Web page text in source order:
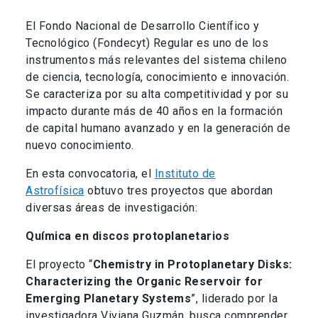
El Fondo Nacional de Desarrollo Científico y
Tecnológico (Fondecyt) Regular es uno de los
instrumentos más relevantes del sistema chileno
de ciencia, tecnología, conocimiento e innovación.
Se caracteriza por su alta competitividad y por su
impacto durante más de 40 años en la formación
de capital humano avanzado y en la generación de
nuevo conocimiento.
En esta convocatoria, el
Instituto de
Astrofísica obtuvo tres proyectos que abordan
diversas áreas de investigación:
Química en discos protoplanetarios
El proyecto “Chemistry in Protoplanetary Disks:
Characterizing the Organic Reservoir for
Emerging Planetary Systems”, liderado por la